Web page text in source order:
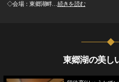
◇会場：東郷湖畔…続きを読む
東郷湖の美し